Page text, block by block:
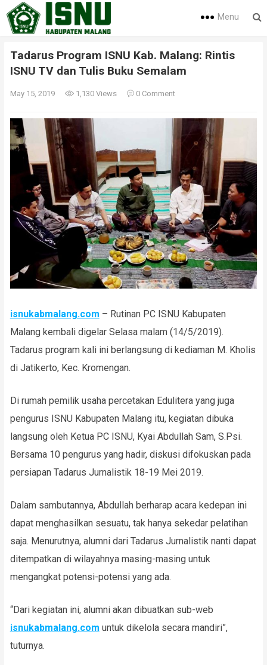
Menu
Tadarus Program ISNU Kab. Malang: Rintis
ISNU TV dan Tulis Buku Semalam
May 15, 2019 1,130 Views 0 Comment
isnukabmalang.com – Rutinan PC ISNU Kabupaten
Malang kembali digelar Selasa malam (14/5/2019).
Tadarus program kali ini berlangsung di kediaman M. Kholis
di Jatikerto, Kec. Kromengan.
Di rumah pemilik usaha percetakan Edulitera yang juga
pengurus ISNU Kabupaten Malang itu, kegiatan dibuka
langsung oleh Ketua PC ISNU, Kyai Abdullah Sam, S.Psi.
Bersama 10 pengurus yang hadir, diskusi difokuskan pada
persiapan Tadarus Jurnalistik 18-19 Mei 2019.
Dalam sambutannya, Abdullah berharap acara kedepan ini
dapat menghasilkan sesuatu, tak hanya sekedar pelatihan
saja. Menurutnya, alumni dari Tadarus Jurnalistik nanti dapat
ditempatkan di wilayahnya masing-masing untuk
mengangkat potensi-potensi yang ada.
“Dari kegiatan ini, alumni akan dibuatkan sub-web
isnukabmalang.com untuk dikelola secara mandiri”,
tuturnya.